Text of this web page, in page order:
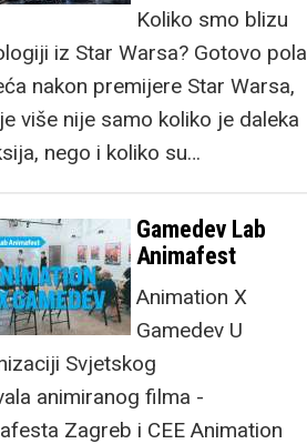
Koliko smo blizu
iz Star Warsa? Gotovo pola
nakon premijere Star Warsa,
više nije samo koliko je daleka
nego i koliko su…
Gamedev Lab
Animafest
Animation X
Gamedev U
Svjetskog
animiranog filma -
Zagreb i CEE Animation